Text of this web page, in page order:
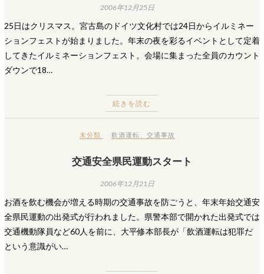
2006年12月25日
25日はクリスマス。宮古島のドイツ文化村では24日からイルミネー
ションフェストが始まりました。年末の夜を彩るイベントとして定着
してきたイルミネーションフェスト。会場に集まった全員のカウント
ダウンで18…
続きを読む
未分類 飲酒運転 、交通事故
交通安全県民運動スタート
2006年12月21日
お酒を飲む機会が増える時期の交通事故を防ごうと、年末年始交通安
全県民運動の出発式が行われました。県警本部で開かれた出発式では
交通機動隊員など60人を前に、大平修本部長が「飲酒運転は犯罪だ
という意識がい…